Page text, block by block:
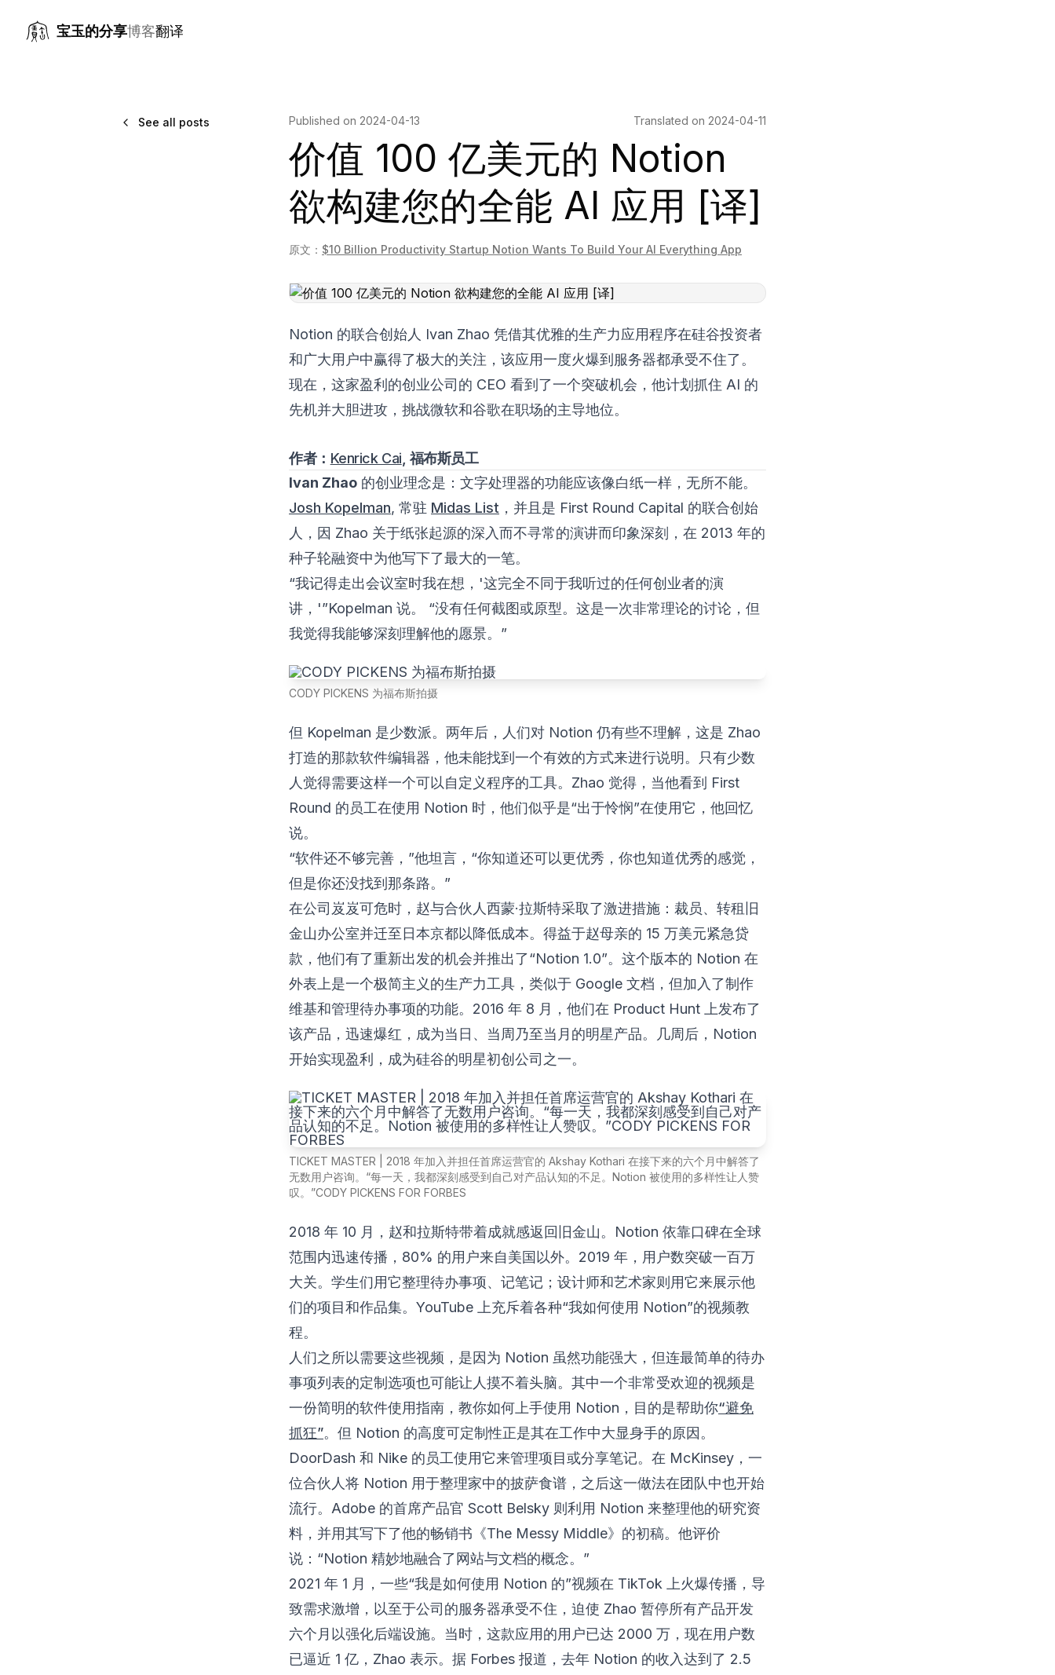
宝玉的分享博客翻译
See all posts Published on 2024-04-13 Translated on 2024-04-11
价值 100 亿美元的 Notion
欲构建您的全能 AI 应用 [译]
原文： $10 Billion Productivity Startup Notion Wants To Build Your AI Everything App
Notion 的联合创始人 Ivan Zhao 凭借其优雅的生产力应用程序在硅谷投资者
和广大用户中赢得了极大的关注，该应用一度火爆到服务器都承受不住了。
现在，这家盈利的创业公司的 CEO 看到了一个突破机会，他计划抓住 AI 的
先机并大胆进攻，挑战微软和谷歌在职场的主导地位。
作者： Kenrick Cai , 福布斯员工
Ivan Zhao 的创业理念是：文字处理器的功能应该像白纸一样，无所不能。
Josh Kopelman, 常驻 Midas List ，并且是 First Round Capital 的联合创始
人，因 Zhao 关于纸张起源的深入而不寻常的演讲而印象深刻，在 2013 年的
种子轮融资中为他写下了最大的一笔。
“我记得走出会议室时我在想，'这完全不同于我听过的任何创业者的演
讲，'”Kopelman 说。 “没有任何截图或原型。这是一次非常理论的讨论，但
我觉得我能够深刻理解他的愿景。”
CODY PICKENS 为福布斯拍摄
但 Kopelman 是少数派。两年后，人们对 Notion 仍有些不理解，这是 Zhao
打造的那款软件编辑器，他未能找到一个有效的方式来进行说明。只有少数
人觉得需要这样一个可以自定义程序的工具。Zhao 觉得，当他看到 First
Round 的员工在使用 Notion 时，他们似乎是“出于怜悯”在使用它，他回忆
说。
“软件还不够完善，”他坦言，“你知道还可以更优秀，你也知道优秀的感觉，
但是你还没找到那条路。”
在公司岌岌可危时，赵与合伙人西蒙·拉斯特采取了激进措施：裁员、转租旧
金山办公室并迁至日本京都以降低成本。得益于赵母亲的 15 万美元紧急贷
款，他们有了重新出发的机会并推出了“Notion 1.0”。这个版本的 Notion 在
外表上是一个极简主义的生产力工具，类似于 Google 文档，但加入了制作
维基和管理待办事项的功能。2016 年 8 月，他们在 Product Hunt 上发布了
该产品，迅速爆红，成为当日、当周乃至当月的明星产品。几周后，Notion
开始实现盈利，成为硅谷的明星初创公司之一。
TICKET MASTER | 2018 年加入并担任首席运营官的 Akshay Kothari 在接下来的六个月中解答了
无数用户咨询。“每一天，我都深刻感受到自己对产品认知的不足。Notion 被使用的多样性让人赞
叹。”CODY PICKENS FOR FORBES
2018 年 10 月，赵和拉斯特带着成就感返回旧金山。Notion 依靠口碑在全球
范围内迅速传播，80% 的用户来自美国以外。2019 年，用户数突破一百万
大关。学生们用它整理待办事项、记笔记；设计师和艺术家则用它来展示他
们的项目和作品集。YouTube 上充斥着各种“我如何使用 Notion”的视频教
程。
人们之所以需要这些视频，是因为 Notion 虽然功能强大，但连最简单的待办
事项列表的定制选项也可能让人摸不着头脑。其中一个非常受欢迎的视频是
一份简明的软件使用指南，教你如何上手使用 Notion，目的是帮助你“避免
抓狂”。但 Notion 的高度可定制性正是其在工作中大显身手的原因。
DoorDash 和 Nike 的员工使用它来管理项目或分享笔记。在 McKinsey，一
位合伙人将 Notion 用于整理家中的披萨食谱，之后这一做法在团队中也开始
流行。Adobe 的首席产品官 Scott Belsky 则利用 Notion 来整理他的研究资
料，并用其写下了他的畅销书《The Messy Middle》的初稿。他评价
说：“Notion 精妙地融合了网站与文档的概念。”
2021 年 1 月，一些“我是如何使用 Notion 的”视频在 TikTok 上火爆传播，导
致需求激增，以至于公司的服务器承受不住，迫使 Zhao 暂停所有产品开发
六个月以强化后端设施。当时，这款应用的用户已达 2000 万，现在用户数
已逼近 1 亿，Zhao 表示。据 Forbes 报道，去年 Notion 的收入达到了 2.5